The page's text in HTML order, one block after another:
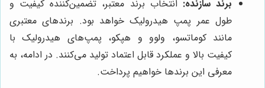
برند سازنده: انتخاب برند معتبر، تضمین‌کننده کیفیت و
طول عمر پمپ هیدرولیک خواهد بود. برندهای معتبری
مانند کوماتسو، ولوو و هپکو، پمپ‌های هیدرولیک با
کیفیت بالا و عملکرد قابل اعتماد تولید می‌کنند. در ادامه، به
معرفی این برندها خواهیم پرداخت.